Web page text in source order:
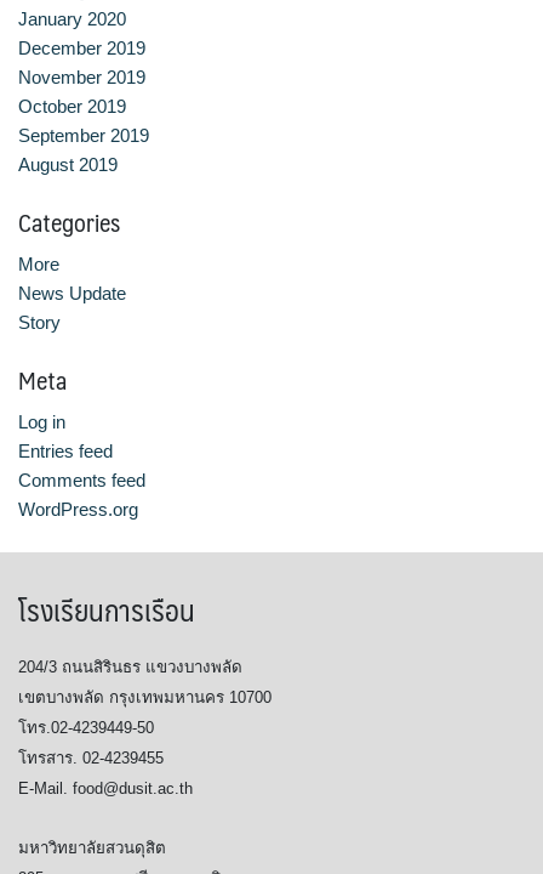
เรียนรู้เทคนิคอาหารนานาชาติ
เลือกหลักสูตร
โครงสร้างการบริหารงาน
January 2020
December 2019
November 2019
October 2019
September 2019
August 2019
Categories
More
News Update
Story
Meta
Log in
Entries feed
Comments feed
WordPress.org
โรงเรียนการเรือน
204/3 ถนนสิรินธร แขวงบางพลัด
เขตบางพลัด กรุงเทพมหานคร 10700
โทร.02-4239449-50
โทรสาร. 02-4239455
E-Mail. food@dusit.ac.th
มหาวิทยาลัยสวนดุสิต